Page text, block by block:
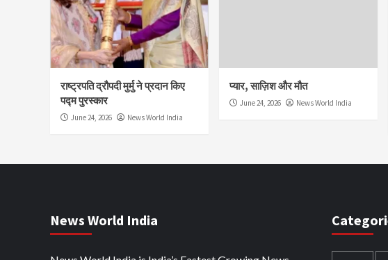
राष्ट्रपति द्रौपदी मुर्मु ने प्रदान किए
पद्म पुरस्कार
June 24, 2026 News World India
प्यार, साज़िश और मौत
June 24, 2026 News World India
News World India